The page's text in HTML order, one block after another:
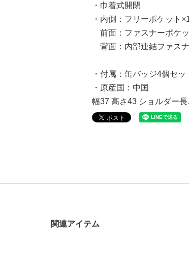
・巾着式開閉
・内側：フリーポケット
前面：ファスナーポケ
背面：内部連結ファス
・付属：缶バッジ4個セッ
・原産国：中国
幅37 高さ43 ショルダー